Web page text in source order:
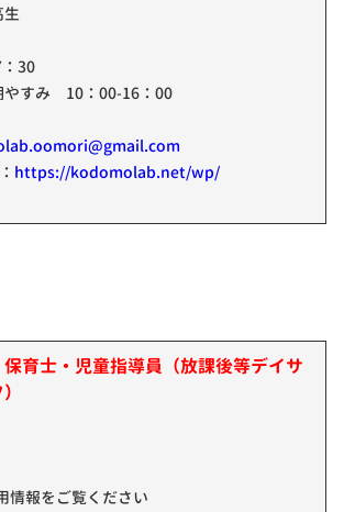
生
30
やすみ 10：00-16：00
https://kodomolab.net/wp/
育士・児童指導員（放課後等デイサ
情報をご覧ください